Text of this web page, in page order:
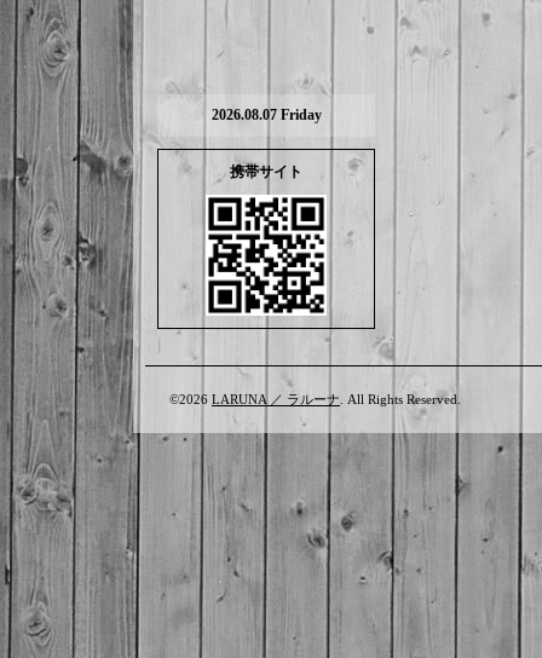
2026.08.07 Friday
携帯サイト
©2026 LARUNA ／ ラルーナ . All Rights Reserved.